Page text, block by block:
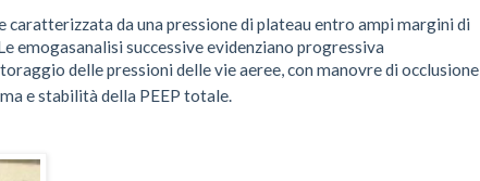
da una pressione di plateau entro ampi margini di
emogasanalisi successive evidenziano progressiva
delle pressioni delle vie aeree, con manovre di occlusione
e stabilità della PEEP totale.